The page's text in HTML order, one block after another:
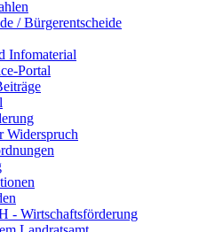
/ Bürgerentscheide
Infomaterial
Portal
Widerspruch
- Wirtschaftsförderung